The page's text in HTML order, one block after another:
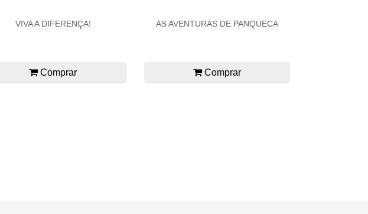
VIVA A DIFERENÇA!
Comprar
AS AVENTURAS DE PANQUECA
Comprar